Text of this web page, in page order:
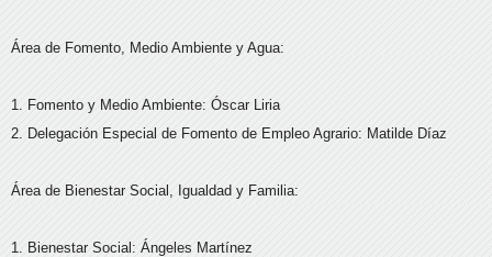
Área de Fomento, Medio Ambiente y Agua:
1. Fomento y Medio Ambiente: Óscar Liria
2. Delegación Especial de Fomento de Empleo Agrario: Matilde Díaz
Área de Bienestar Social, Igualdad y Familia:
1. Bienestar Social: Ángeles Martínez